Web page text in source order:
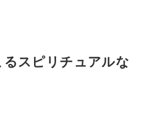
スピリチュアルな